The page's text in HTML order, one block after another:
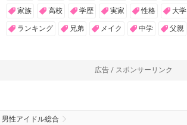
家族 高校 学歴 実家 性格 大学
ランキング 兄弟 メイク 中学 父親
広告 / スポンサーリンク
男性アイドル総合